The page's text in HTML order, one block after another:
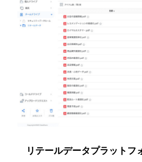
リテールデータプラットフ